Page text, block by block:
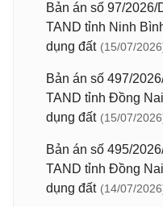
Bản án số 97/
TAND tỉnh Ninh
dụng đất (15/07/
Bản án số 497/
TAND tỉnh Đồng
dụng đất (15/07/
Bản án số 495/
TAND tỉnh Đồng
dụng đất (14/07/